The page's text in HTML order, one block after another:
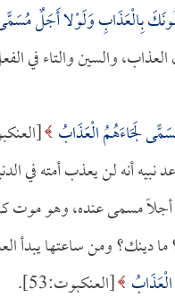
بِالْعَذَابِ وَلَوْلا أَجَلٌ
والسين والتاء في
لَجَاءَهُمُ الْعَذَابُ
نبيه أنه لن يعذب أمته في
مسمى عنده، وهو موت
دينك؟ ومن ساعتها يبدأ
[العنكبوت:53].